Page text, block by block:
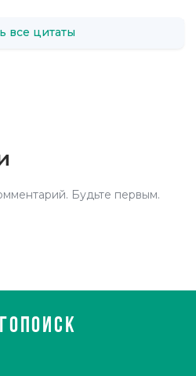
все цитаты
Будьте первым.